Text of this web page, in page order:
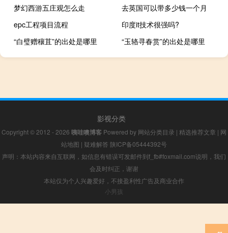
梦幻西游五庄观怎么走
去英国可以带多少钱一个月
epc工程项目流程
印度it技术很强吗?
“白璧赠穰苴”的出处是哪里
“玉辂寻春赏”的出处是哪里
影视分类
Copyright © 2012 - 2026 咦哇噢博客 Powered by 网站分类目录 | 精选推荐文章 | 网
站地图 | 疑难解答 陕ICP备05444392号
声明：本站内容来自互联网，如信息有错误可发邮件到f_fb#foxmail.com说明，我们
会及时纠正，谢谢
本站仅为个人兴趣爱好，不接盈利性广告及商业合作
小男孩